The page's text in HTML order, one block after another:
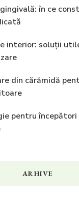
în ce
interior: soluții
din cărămidă
pentru
ARHIVE